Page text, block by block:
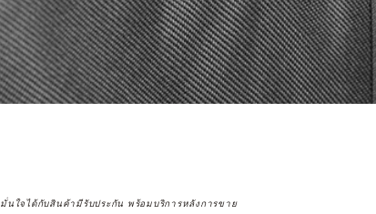
มั่นใจได้กับสินค้ามีรับประกัน พร้อมบริการหลังการขาย